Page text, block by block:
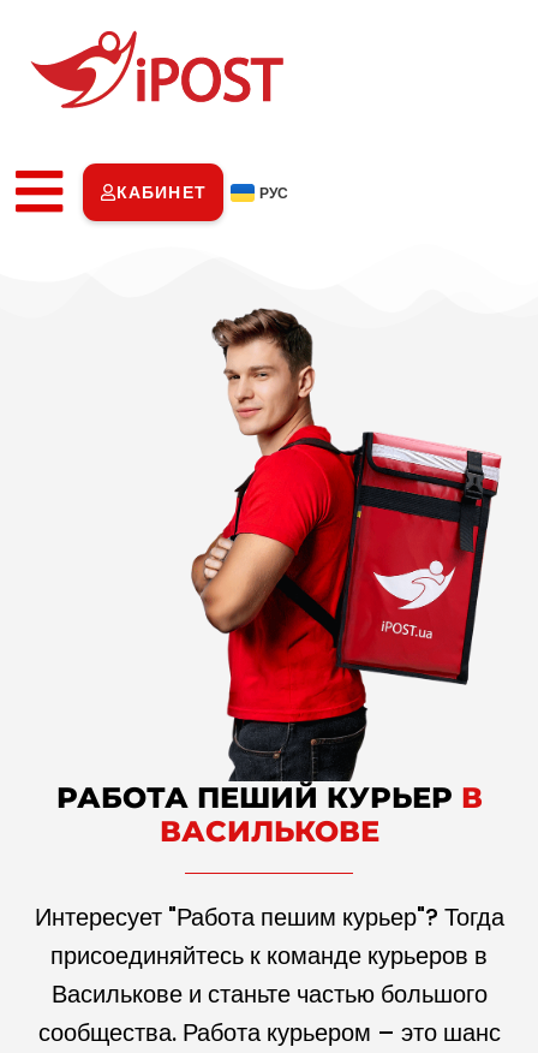
КАБИНЕТ РУС
РАБОТА ПЕШИЙ КУРЬЕР В
ВАСИЛЬКОВЕ
Интересует "Работа пешим курьер"? Тогда
присоединяйтесь к команде курьеров в
Василькове и станьте частью большого
сообщества. Работа курьером – это шанс